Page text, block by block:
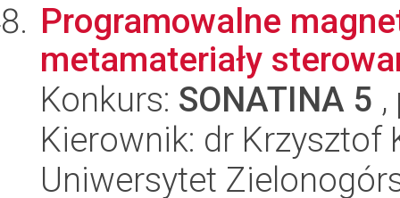
Programowalne
metamateriały
Konkurs: SONATINA 5
Kierownik: dr Krzysztof
Uniwersytet